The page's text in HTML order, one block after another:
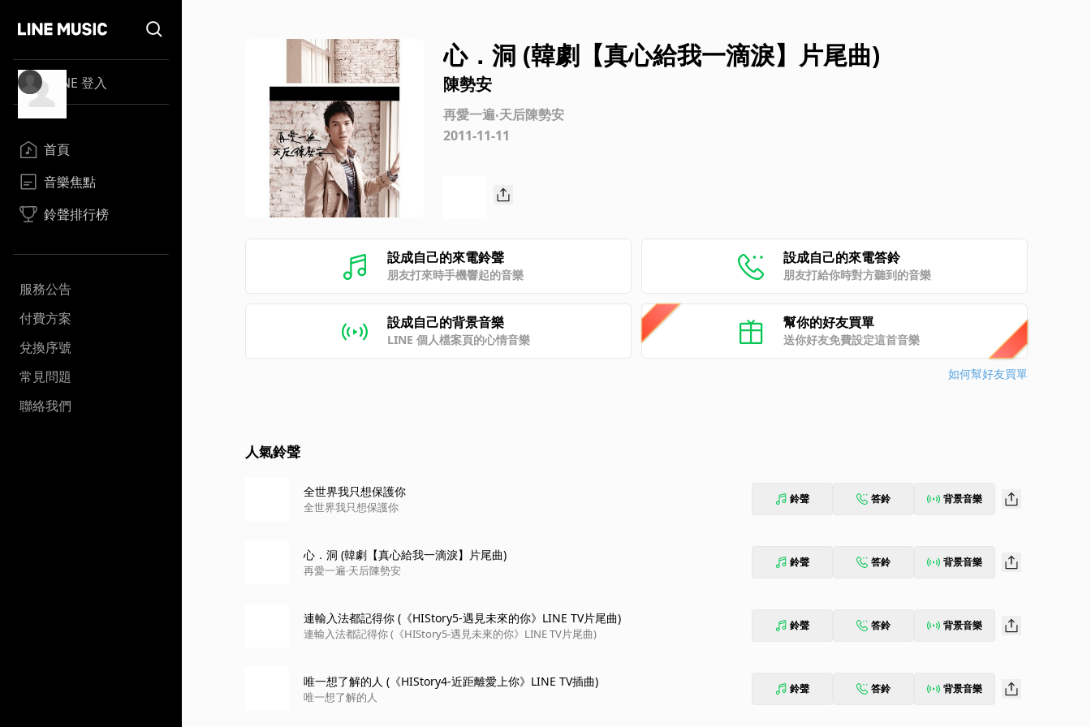
LINE 登入
首頁
音樂焦點
鈴聲排行榜
服務公告
付費方案
兌換序號
常見問題
聯絡我們
心．洞 (韓劇【真心給我一滴淚】片尾曲)
陳勢安
再愛一遍‧天后陳勢安
2011-11-11
設成自己的來電鈴聲
朋友打來時手機響起的音樂
設成自己的來電答鈴
朋友打給你時對方聽到的音樂
設成自己的背景音樂
LINE 個人檔案頁的心情音樂
幫你的好友買單
送你好友免費設定這首音樂
如何幫好友買單
人氣鈴聲
全世界我只想保護你
全世界我只想保護你
鈴聲 答鈴 背景音樂
心．洞 (韓劇【真心給我一滴淚】片尾曲)
再愛一遍‧天后陳勢安
鈴聲 答鈴 背景音樂
連輸入法都記得你 (《HIStory5-遇見未來的你》LINE TV片尾曲)
連輸入法都記得你 (《HIStory5-遇見未來的你》LINE TV片尾曲)
鈴聲 答鈴 背景音樂
唯一想了解的人 (《HIStory4-近距離愛上你》LINE TV插曲)
唯一想了解的人
鈴聲 答鈴 背景音樂